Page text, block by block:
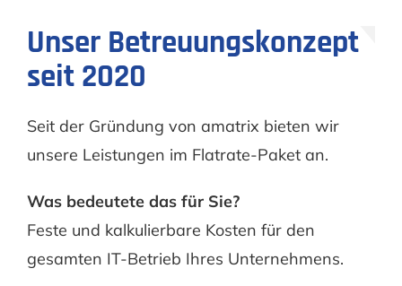
Karriere
Unser Betreuungskonzept
seit 2020
Seit der Gründung von amatrix bieten wir
unsere Leistungen im Flatrate-Paket an.
Was bedeutete das für Sie?
Feste und kalkulierbare Kosten für den
gesamten IT-Betrieb Ihres Unternehmens.